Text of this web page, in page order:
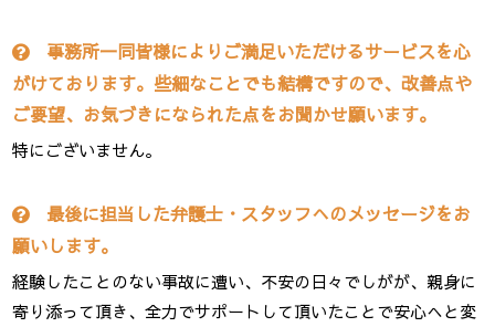
事務所一同皆様によりご満足いただけるサービスを心
がけております。些細なことでも結構ですので、改善点や
ご要望、お気づきになられた点をお聞かせ願います。
特にございません。
最後に担当した弁護士・スタッフへのメッセージをお
願いします。
経験したことのない事故に遭い、不安の日々でしがが、親身に
寄り添って頂き、全力でサポートして頂いたことで安心へと変